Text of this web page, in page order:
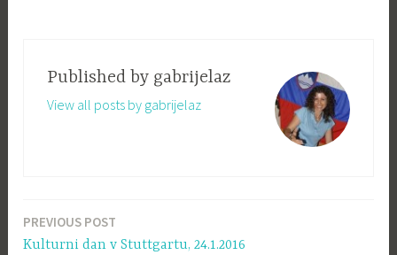
Published by gabrijelaz
View all posts by gabrijelaz
Navigacija
PREVIOUS POST
Kulturni dan v Stuttgartu, 24.1.2016